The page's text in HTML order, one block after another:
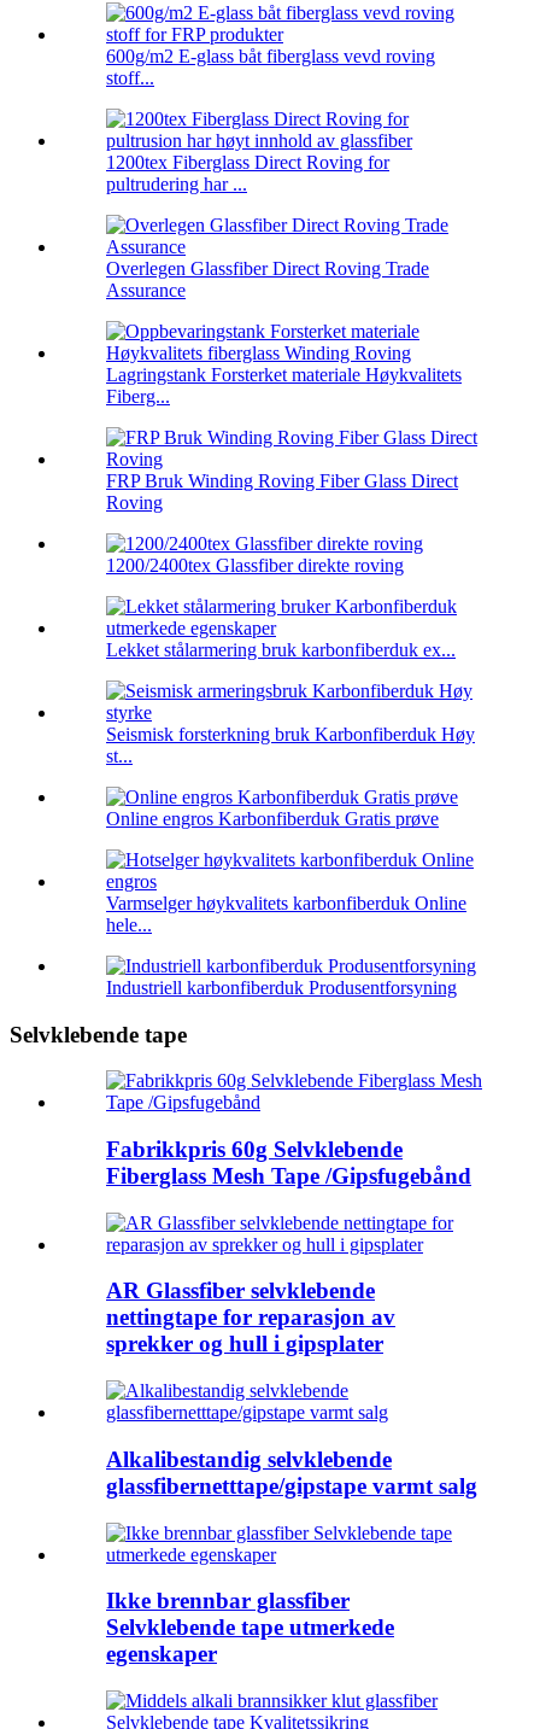
600g/m2 E-glass båt fiberglass vevd roving
stoff...
1200tex Fiberglass Direct Roving for
pultrudering har ...
Overlegen Glassfiber Direct Roving Trade
Assurance
Lagringstank Forsterket materiale Høykvalitets
Fiberg...
FRP Bruk Winding Roving Fiber Glass Direct
Roving
1200/2400tex Glassfiber direkte roving
Lekket stålarmering bruk karbonfiberduk ex...
Seismisk forsterkning bruk Karbonfiberduk Høy
st...
Online engros Karbonfiberduk Gratis prøve
Varmselger høykvalitets karbonfiberduk Online
hele...
Industriell karbonfiberduk Produsentforsyning
Selvklebende tape
Fabrikkpris 60g Selvklebende
Fiberglass Mesh Tape /Gipsfugebånd
AR Glassfiber selvklebende
nettingtape for reparasjon av
sprekker og hull i gipsplater
Alkalibestandig selvklebende
glassfibernetttape/gipstape varmt salg
Ikke brennbar glassfiber
Selvklebende tape utmerkede
egenskaper